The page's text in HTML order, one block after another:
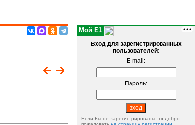
Мой E1
Вход для зарегистрированных
пользователей:
E-mail:
Пароль:
Если Вы не зарегистрированы, то добро
пожаловать на страницу регистрации